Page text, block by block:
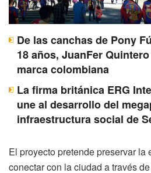
De las canchas de Pony
18 años, JuanFer
marca colombiana
La firma británica ERG
une al desarrollo del
infraestructura social de
El proyecto pretende preservar la
conectar con la ciudad a través